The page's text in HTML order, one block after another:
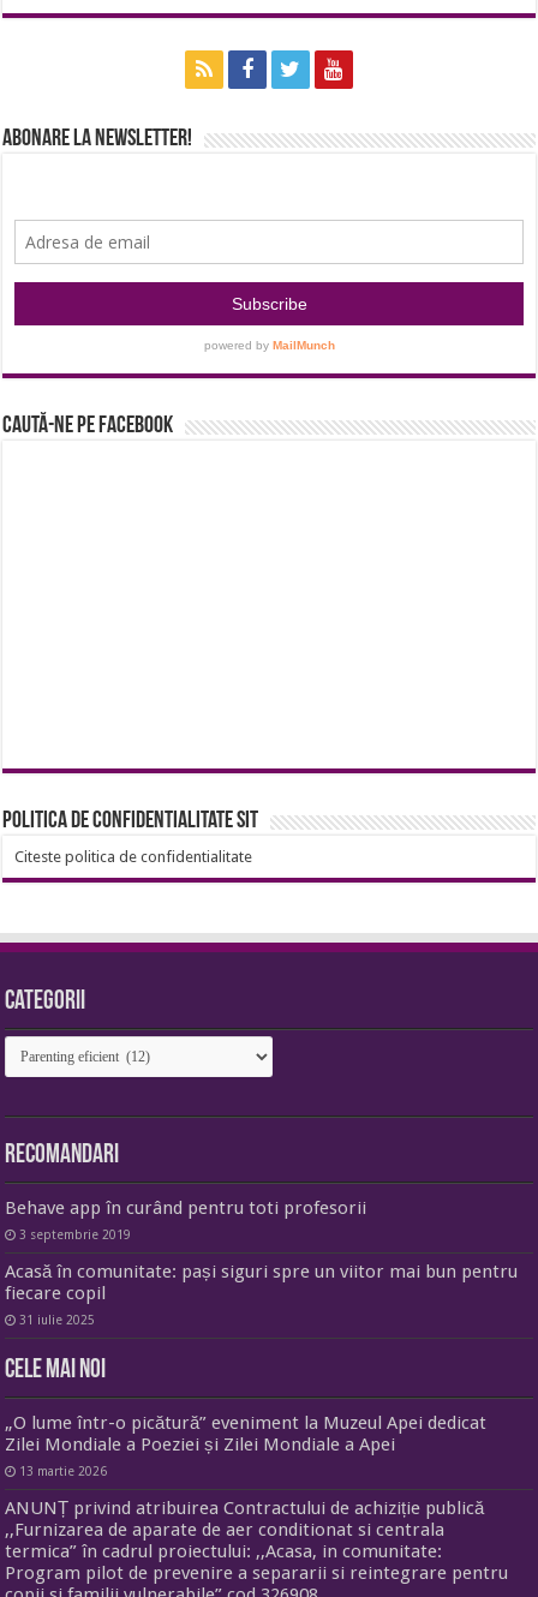
Abonare la newsletter!
Caută-ne pe Facebook
Politica de confidentialitate sit
Citeste politica de confidentialitate
Categorii
Categorii
Recomandari
Behave app în curând pentru toti profesorii
3 septembrie 2019
Acasă în comunitate: pași siguri spre un viitor mai bun pentru
fiecare copil
31 iulie 2025
Cele mai noi
„O lume într-o picătură” eveniment la Muzeul Apei dedicat
Zilei Mondiale a Poeziei și Zilei Mondiale a Apei
13 martie 2026
ANUNȚ privind atribuirea Contractului de achiziție publică
,,Furnizarea de aparate de aer conditionat si centrala
termica” în cadrul proiectului: ,,Acasa, in comunitate:
Program pilot de prevenire a separarii si reintegrare pentru